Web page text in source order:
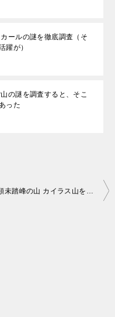
ールの謎を徹底調査（そ
躍が）
の謎を調査すると、そこ
った
人類未踏峰の山 カイラス山を徹底調査（そこには不思議な伝説も）